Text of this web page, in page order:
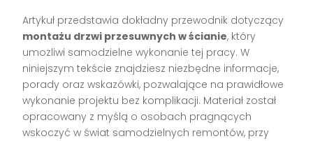
Artykuł przedstawia dokładny przewodnik dotyczący
montażu drzwi przesuwnych w ścianie, który
umożliwi samodzielne wykonanie tej pracy. W
niniejszym tekście znajdziesz niezbędne informacje,
porady oraz wskazówki, pozwalające na prawidłowe
wykonanie projektu bez komplikacji. Materiał został
opracowany z myślą o osobach pragnących
wskoczyć w świat samodzielnych remontów, przy